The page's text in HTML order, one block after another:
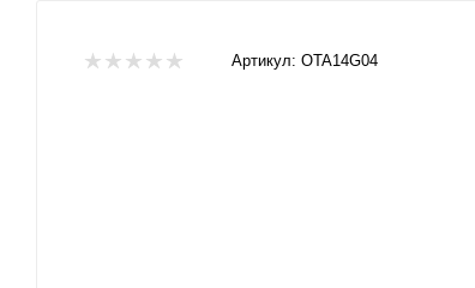
Артикул: OTA14G04